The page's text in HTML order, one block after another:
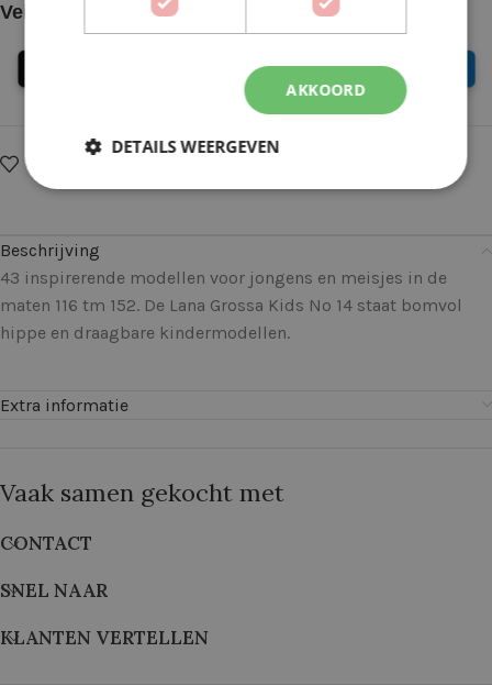
Veilig online betalen
Op verlanglijstje
Beschrijving
43 inspirerende modellen voor jongens en meisjes in de
maten 116 tm 152. De Lana Grossa Kids No 14 staat bomvol
hippe en draagbare kindermodellen.
Extra informatie
Vaak samen gekocht met
CONTACT
SNEL NAAR
KLANTEN VERTELLEN
AKKOORD
DETAILS WEERGEVEN